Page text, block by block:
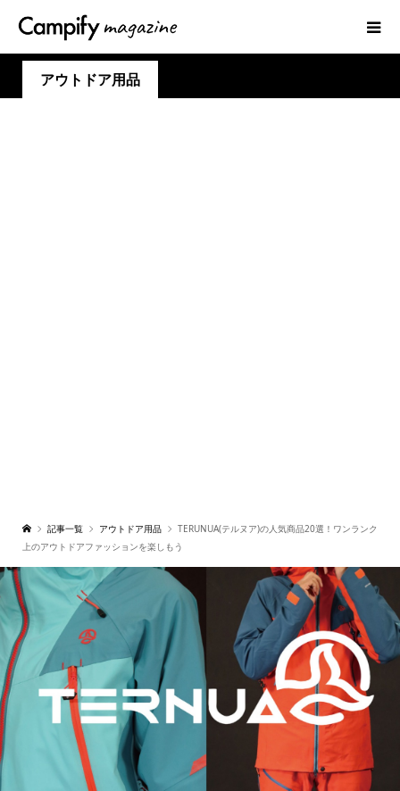
アウトドア用品
記事一覧 アウトドア用品
TERUNUA(テルヌア)の人気商品20選！ワンランク
上のアウトドアファッションを楽しもう